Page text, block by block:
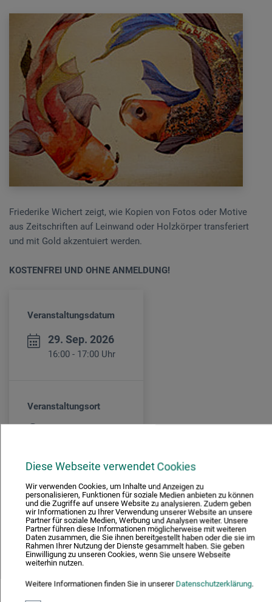
Diese Webseite verwendet Cookies
Wir verwenden Cookies, um Inhalte und Anzeigen zu
personalisieren, Funktionen für soziale Medien anbieten zu können
und die Zugriffe auf unsere Website zu analysieren. Zudem geben
wir Informationen zu Ihrer Verwendung unserer Website an unsere
Partner für soziale Medien, Werbung und Analysen weiter. Unsere
Partner führen diese Informationen möglicherweise mit weiteren
Daten zusammen, die Sie ihnen bereitgestellt haben oder die sie im
Rahmen Ihrer Nutzung der Dienste gesammelt haben. Sie geben
Einwilligung zu unseren Cookies, wenn Sie unsere Webseite
weiterhin nutzen.
Weitere Informationen finden Sie in unserer Datenschutzerklärung.
Friederike Wichert zeigt, wie Kopien von Fotos oder Motive
aus Zeitschriften auf Leinwand oder Holzkörper transferiert
und mit Gold akzentuiert werden.
KOSTENFREI UND OHNE ANMELDUNG!
Veranstaltungsdatum
29. Sep. 2026
16:00 - 17:00 Uhr
Veranstaltungsort
Veranstaltungsleiter/in
Friederike Wichert